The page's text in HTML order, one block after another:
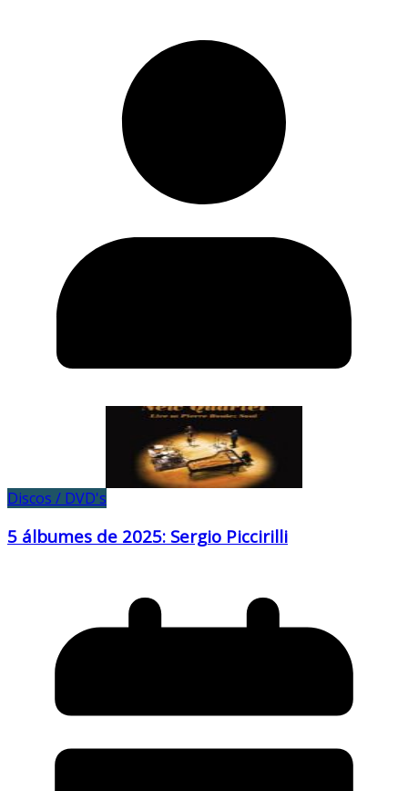
Discos / DVD's
5 álbumes de 2025: Sergio Piccirilli